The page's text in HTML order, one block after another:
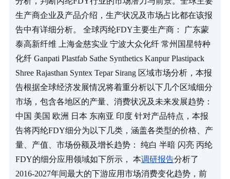
生产商企业及产品介绍，生产状况及市场占比都在该报
告中有详细分析。 全球丙纶FDY主要生产商： 广东蒙
泰高新纤维 上海金慈实业 宁波大众化纤 常州国星特种
化纤 Ganpati Plastfab Sathe Synthetics Kanpur Plastipack
Shree Rajasthan Syntex Tepar Sirang 区域市场分析，本报
告根据全球经济发展情况将着重分析以下几个区域细分
市场，包含各地区的产量、消费状况及未来发展趋势：
中国 美国 欧洲 日本 东南亚 印度 针对产品特点，本报
告将丙纶FDY细分为以下几类，涵盖各类型的价格、产
量、产值、市场份额及增长趋势： 纯白 半暗 闪亮 丙纶
FDY的细分应用领域如下所示， 本调研报告分析了
2016-2027年间最大的下游应用市场消费变化趋势，前